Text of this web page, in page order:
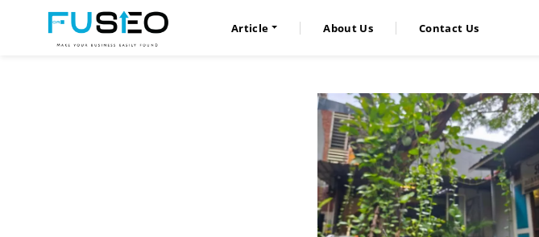
Article About Us Contact Us